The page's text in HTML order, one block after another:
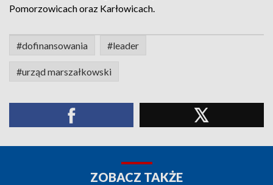
Pomorzowicach oraz Karłowicach.
#dofinansowania #leader
#urząd marszałkowski
ZOBACZ TAKŻE